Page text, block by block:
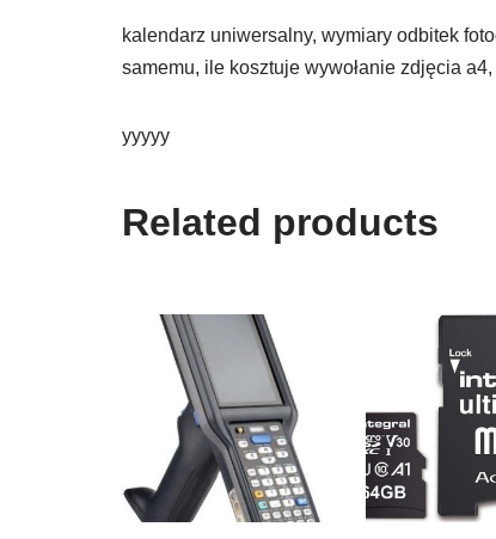
kalendarz uniwersalny, wymiary odbitek
samemu, ile kosztuje wywołanie zdjęcia
yyyyy
Related products